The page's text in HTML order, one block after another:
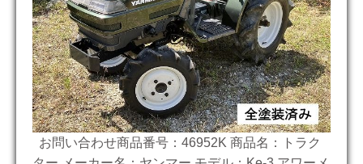
お問い合わせ商品番号：46952K 商品名：トラク